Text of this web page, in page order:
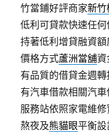
竹當鋪好評商家新
低利可貸款快速任
持著低利增貸融資
價格方式蘆洲當舖資
有品質的借貸金週
有汽車借款相關汽
服務站依照家電維
熬夜及熊貓眼平衡